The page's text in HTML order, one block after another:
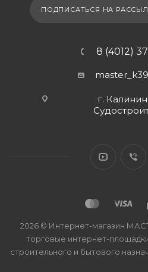
ПОДПИСАТЬСЯ НА
8 (4012)
г.
2026 © Интернет-магазин
торговые интернет-
строительного и бытового